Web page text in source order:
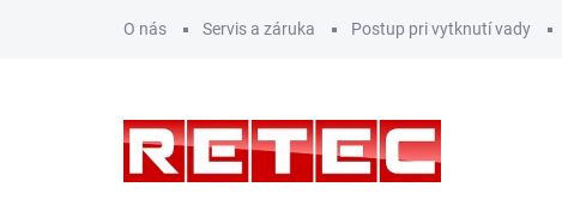
O nás Servis a záruka Postup pri vytknutí vady